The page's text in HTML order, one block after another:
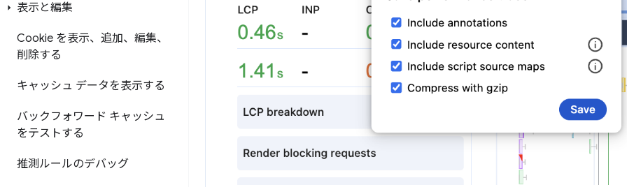
表示と編集
Cookie を表示、追加、編集、
削除する
キャッシュ データを表示する
バックフォワード キャッシュ
をテストする
推測ルールのデバッグ